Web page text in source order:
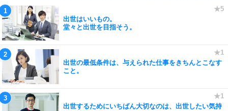
出世はいいもの。
堂々と出世を目指そう。
出世の最低条件は、与えられた仕事をきちんとこなす
こと。
出世するためにいちばん大切なのは、出世したい気持